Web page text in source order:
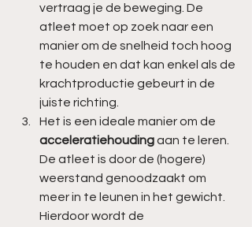
vertraag je de beweging. De
atleet moet op zoek naar een
manier om de snelheid toch hoog
te houden en dat kan enkel als de
krachtproductie gebeurt in de
juiste richting.
Het is een ideale manier om de
acceleratiehouding aan te leren.
De atleet is door de (hogere)
weerstand genoodzaakt om
meer in te leunen in het gewicht.
Hierdoor wordt de